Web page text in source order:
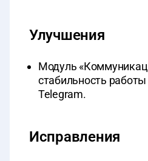
Улучшения
Модуль
стабильность
Telegram.
Исправления